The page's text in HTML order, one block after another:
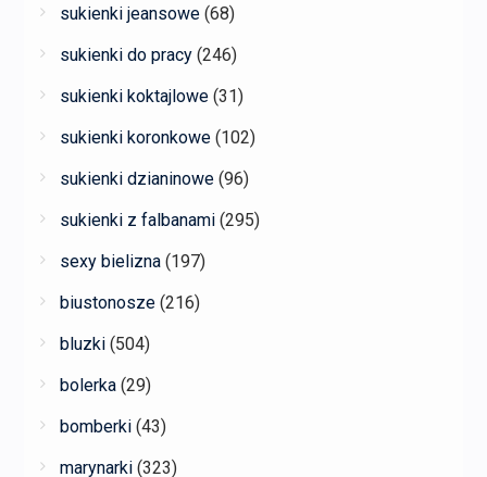
sukienki jeansowe (68)
sukienki do pracy (246)
sukienki koktajlowe (31)
sukienki koronkowe (102)
sukienki dzianinowe (96)
sukienki z falbanami (295)
sexy bielizna (197)
biustonosze (216)
bluzki (504)
bolerka (29)
bomberki (43)
marynarki (323)